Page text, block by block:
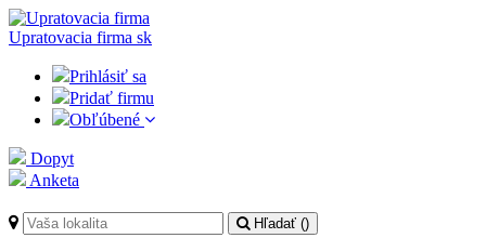
Upratovacia firma sk
Prihlásiť sa
Pridať firmu
Obľúbené
Dopyt
Anketa
Hľadať ()